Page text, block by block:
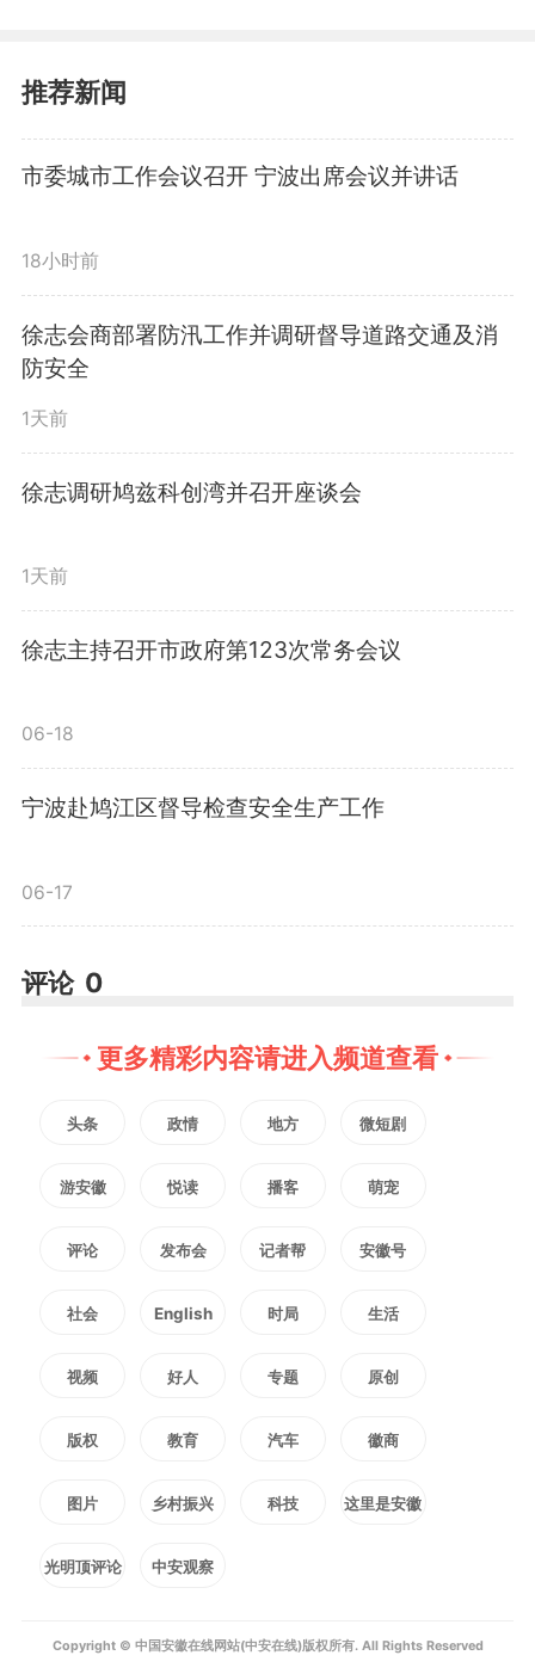
全隐患清零到停车充电难题双解，
街道以“从解决一件事到解决一类
迁居民办事难、补齐消防安全短
板、助力居民创业就业等关键领
度完善”的治理闭环；以“首善标
准”全力推动新城治理现代化，通
过产业链供需对接、物业乱象清理
整治等专项行动，在实践中书写基
开门纳谏听民声，深挖细查找
痛点。“小区健身器材坏了没人
修”“涉农区域自来水水压小，夏季
用水供应不足”“老旧小区‘飞线充
电’隐患大”……在官陡街道近期开展
的民意收集中，居民们通过12345
热线、社区微信群等渠道集中反映
自深入贯彻中央八项规定精神
学习教育开展以来，官陡街道创新
党工委坚持“从解决一件事到破解
推荐新闻
市委城市工作会议召开 宁波出席会议并讲话
18小时前
徐志会商部署防汛工作并调研督导道路交通及消
防安全
1天前
徐志调研鸠兹科创湾并召开座谈会
1天前
徐志主持召开市政府第123次常务会议
06-18
宁波赴鸠江区督导检查安全生产工作
06-17
评论 0
更多精彩内容请进入频道查看
头条 政情 地方 微短剧
游安徽 悦读 播客 萌宠
评论 发布会 记者帮 安徽号
社会 English 时局 生活
视频 好人 专题 原创
版权 教育 汽车 徽商
图片 乡村振兴 科技 这里是安徽
光明顶评论 中安观察
Copyright © 中国安徽在线网站(中安在线)版权所有. All Rights Reserved